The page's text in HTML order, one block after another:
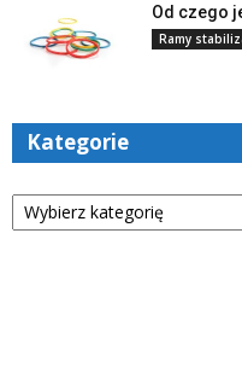
Od czego
Ramy
Kategorie
Kategorie